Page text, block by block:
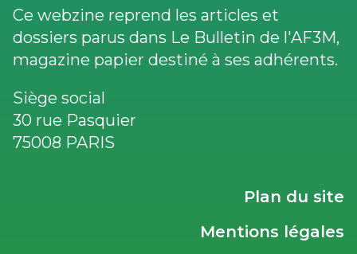
Ce webzine reprend les articles et
dossiers parus dans Le Bulletin de l'AF3M,
magazine papier destiné à ses adhérents.
Siège social
30 rue Pasquier
75008 PARIS
Plan du site
Mentions légales